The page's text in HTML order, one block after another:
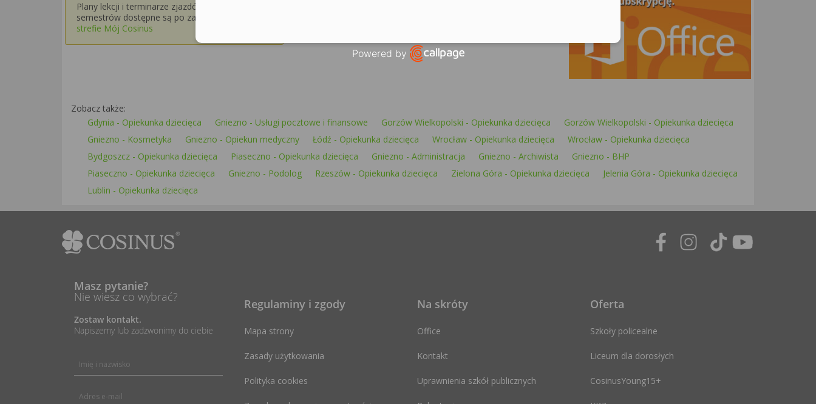
Plany lekcji i terminarze zjazdów dla wyższych
semestrów dostępne są po zalogowaniu w
strefie Mój Cosinus
Zobacz także:
Gdynia - Opiekunka dziecięca
Gniezno - Usługi pocztowe i finansowe Gorzów Wielkopolski - Opiekunka dziecięca
Gorzów Wielkopolski - Opiekunka dziecięca
Gniezno - Kosmetyka
Gniezno - Opiekun medyczny Łódź - Opiekunka dziecięca Wrocław - Opiekunka dziecięca
Wrocław - Opiekunka dziecięca
Bydgoszcz - Opiekunka dziecięca
Piaseczno - Opiekunka dziecięca Gniezno - Administracja Gniezno - Archiwista
Gniezno - BHP
Piaseczno - Opiekunka dziecięca
Gniezno - Podolog Rzeszów - Opiekunka dziecięca Zielona Góra - Opiekunka dziecięca
Jelenia Góra - Opiekunka dziecięca
Lublin - Opiekunka dziecięca
Masz pytanie?
Nie wiesz co wybrać?
Zostaw kontakt.
Napiszemy lub zadzwonimy do ciebie
Regulaminy i zgody
Mapa strony
Zasady użytkowania
Polityka cookies
Na skróty
Office
Kontakt
Uprawnienia szkół publicznych
Oferta
Szkoły policealne
Liceum dla dorosłych
CosinusYoung15+
Powered by